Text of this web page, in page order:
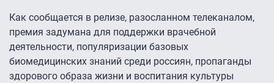
Как сообщается в релизе, разосланном телеканалом,
премия задумана для поддержки врачебной
деятельности, популяризации базовых
биомедицинских знаний среди россиян, пропаганды
здорового образа жизни и воспитания культуры